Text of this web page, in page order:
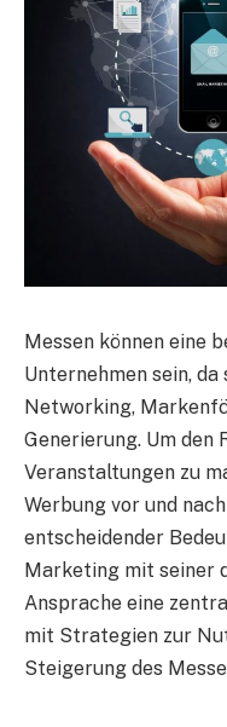
Messen können eine
Unternehmen sein,
Networking,
Generierung. Um den
Veranstaltungen zu
Werbung vor und
entscheidender
Marketing mit seiner
Ansprache eine
mit Strategien zur
Steigerung des